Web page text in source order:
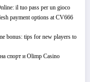
il tuo pass per un gioco
payment options at CV666
bonus: tips for new players to
спорт и Olimp Casino